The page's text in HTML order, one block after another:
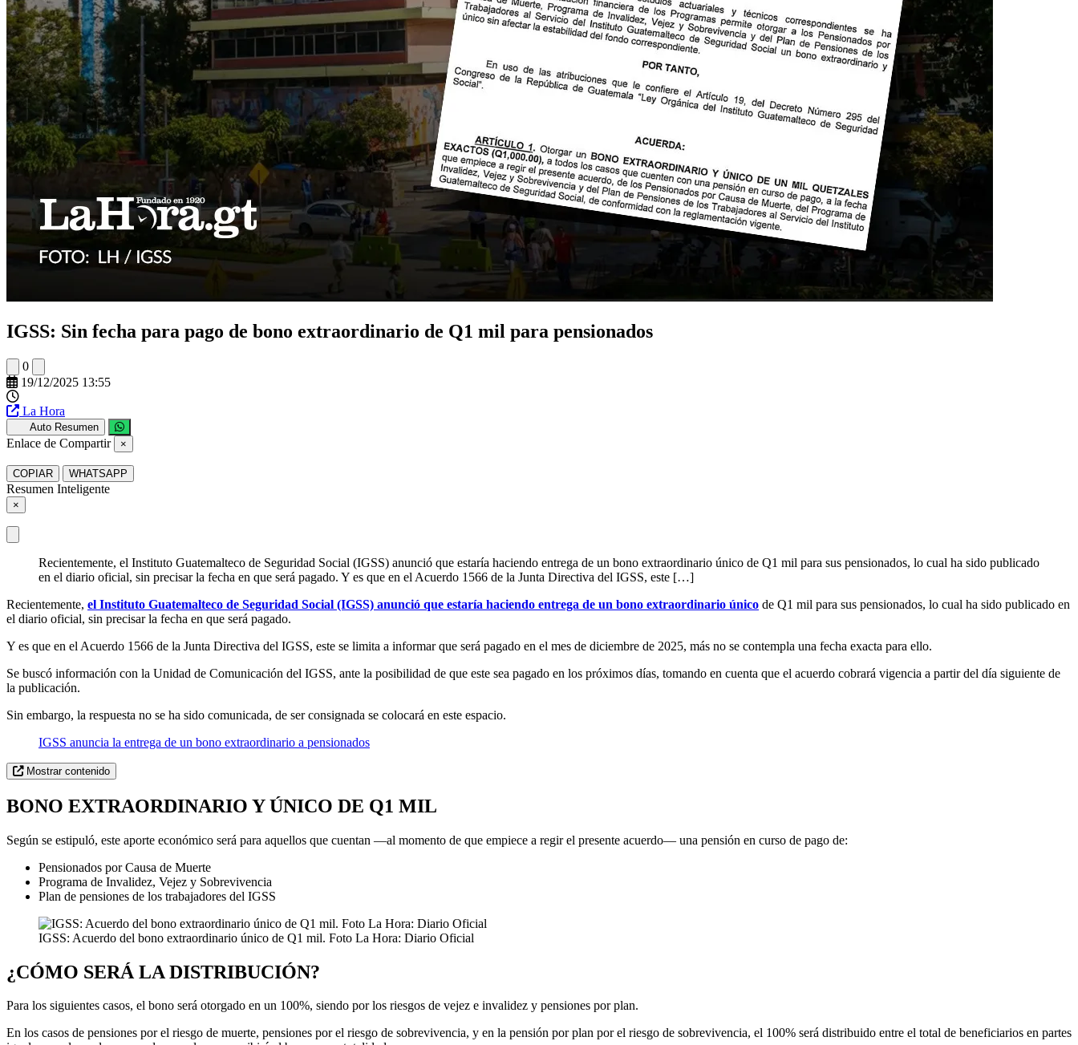
IGSS: Sin fecha para pago de bono extraordinario de Q1 mil para pensionados
0
19/12/2025 13:55
La Hora
Auto Resumen
Enlace de Compartir ×
COPIAR WHATSAPP
Resumen Inteligente
×
Recientemente, el Instituto Guatemalteco de Seguridad Social (IGSS) anunció que estaría haciendo entrega de un bono extraordinario único de Q1 mil para sus pensionados, lo cual ha sido publicado
en el diario oficial, sin precisar la fecha en que será pagado. Y es que en el Acuerdo 1566 de la Junta Directiva del IGSS, este […]
Recientemente, el Instituto Guatemalteco de Seguridad Social (IGSS) anunció que estaría haciendo entrega de un bono extraordinario único de Q1 mil para sus pensionados, lo cual ha sido publicado en
el diario oficial, sin precisar la fecha en que será pagado.
Y es que en el Acuerdo 1566 de la Junta Directiva del IGSS, este se limita a informar que será pagado en el mes de diciembre de 2025, más no se contempla una fecha exacta para ello.
Se buscó información con la Unidad de Comunicación del IGSS, ante la posibilidad de que este sea pagado en los próximos días, tomando en cuenta que el acuerdo cobrará vigencia a partir del día siguiente de
la publicación.
Sin embargo, la respuesta no se ha sido comunicada, de ser consignada se colocará en este espacio.
IGSS anuncia la entrega de un bono extraordinario a pensionados
Mostrar contenido
BONO EXTRAORDINARIO Y ÚNICO DE Q1 MIL
Según se estipuló, este aporte económico será para aquellos que cuentan —al momento de que empiece a regir el presente acuerdo— una pensión en curso de pago de:
Pensionados por Causa de Muerte
Programa de Invalidez, Vejez y Sobrevivencia
Plan de pensiones de los trabajadores del IGSS
IGSS: Acuerdo del bono extraordinario único de Q1 mil. Foto La Hora: Diario Oficial
¿CÓMO SERÁ LA DISTRIBUCIÓN?
Para los siguientes casos, el bono será otorgado en un 100%, siendo por los riesgos de vejez e invalidez y pensiones por plan.
En los casos de pensiones por el riesgo de muerte, pensiones por el riesgo de sobrevivencia, y en la pensión por plan por el riesgo de sobrevivencia, el 100% será distribuido entre el total de beneficiarios en partes